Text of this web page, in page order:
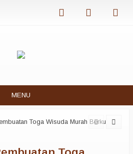
MENU
Toga Wisuda Murah Berkualitas